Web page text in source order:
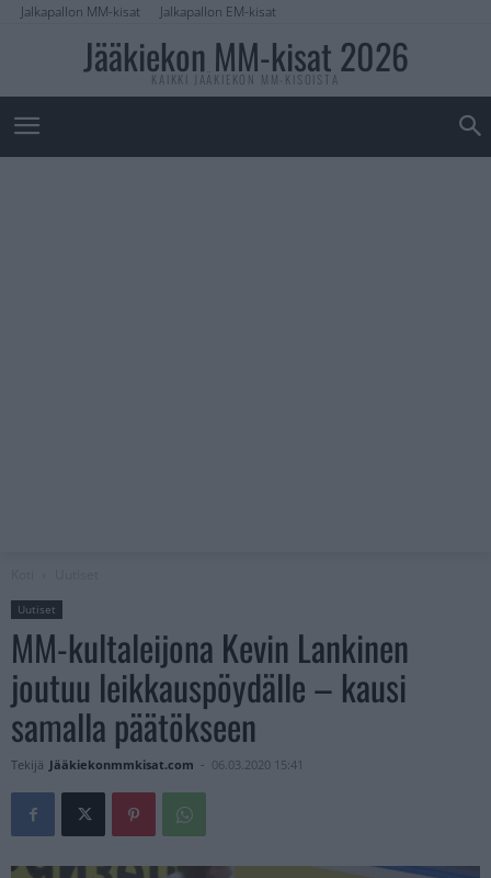
Jalkapallon MM-kisat Jalkapallon EM-kisat
Jääkiekon MM-kisat 2026
KAIKKI JÄÄKIEKON MM-KISOISTA
Uutiset
MM-kultaleijona Kevin Lankinen
joutuu leikkauspöydälle – kausi
samalla päätökseen
Tekijä Jääkiekonmmkisat.com - 06.03.2020 15:41